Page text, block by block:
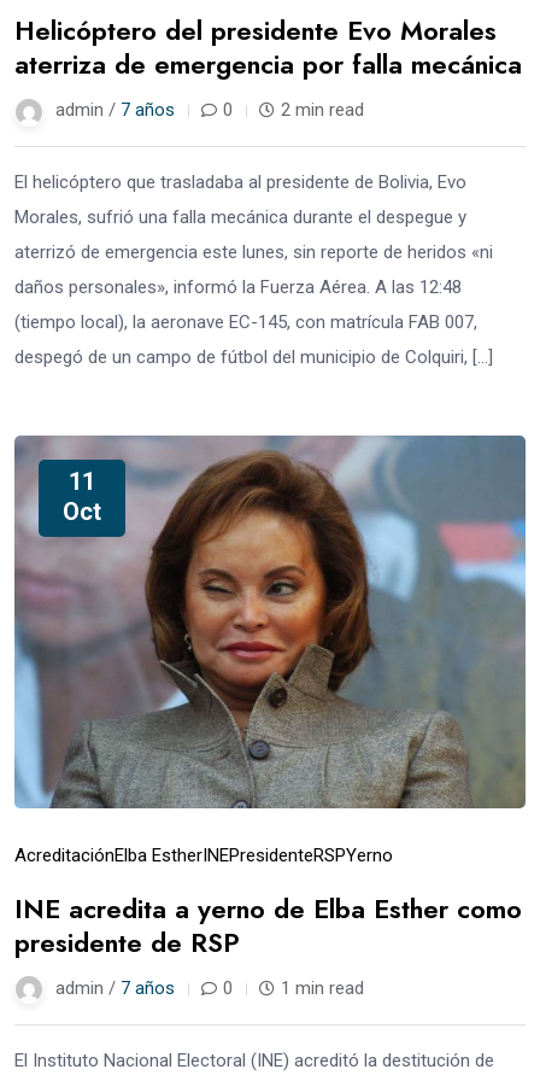
Helicóptero del presidente Evo Morales
aterriza de emergencia por falla mecánica
admin / 7 años 0 2 min read
El helicóptero que trasladaba al presidente de Bolivia, Evo
Morales, sufrió una falla mecánica durante el despegue y
aterrizó de emergencia este lunes, sin reporte de heridos «ni
daños personales», informó la Fuerza Aérea. A las 12:48
(tiempo local), la aeronave EC-145, con matrícula FAB 007,
despegó de un campo de fútbol del municipio de Colquiri, […]
11
Oct
AcreditaciónElba EstherINEPresidenteRSPYerno
INE acredita a yerno de Elba Esther como
presidente de RSP
admin / 7 años 0 1 min read
El Instituto Nacional Electoral (INE) acreditó la destitución de